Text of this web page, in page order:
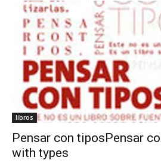
libros
Pensar con tiposPensar
with types